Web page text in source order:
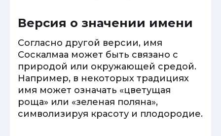
Версия о значении имени
Согласно другой версии, имя
Соскалмаа может быть связано с
природой или окружающей средой.
Например, в некоторых традициях
имя может означать «цветущая
роща» или «зеленая поляна»,
символизируя красоту и плодородие.